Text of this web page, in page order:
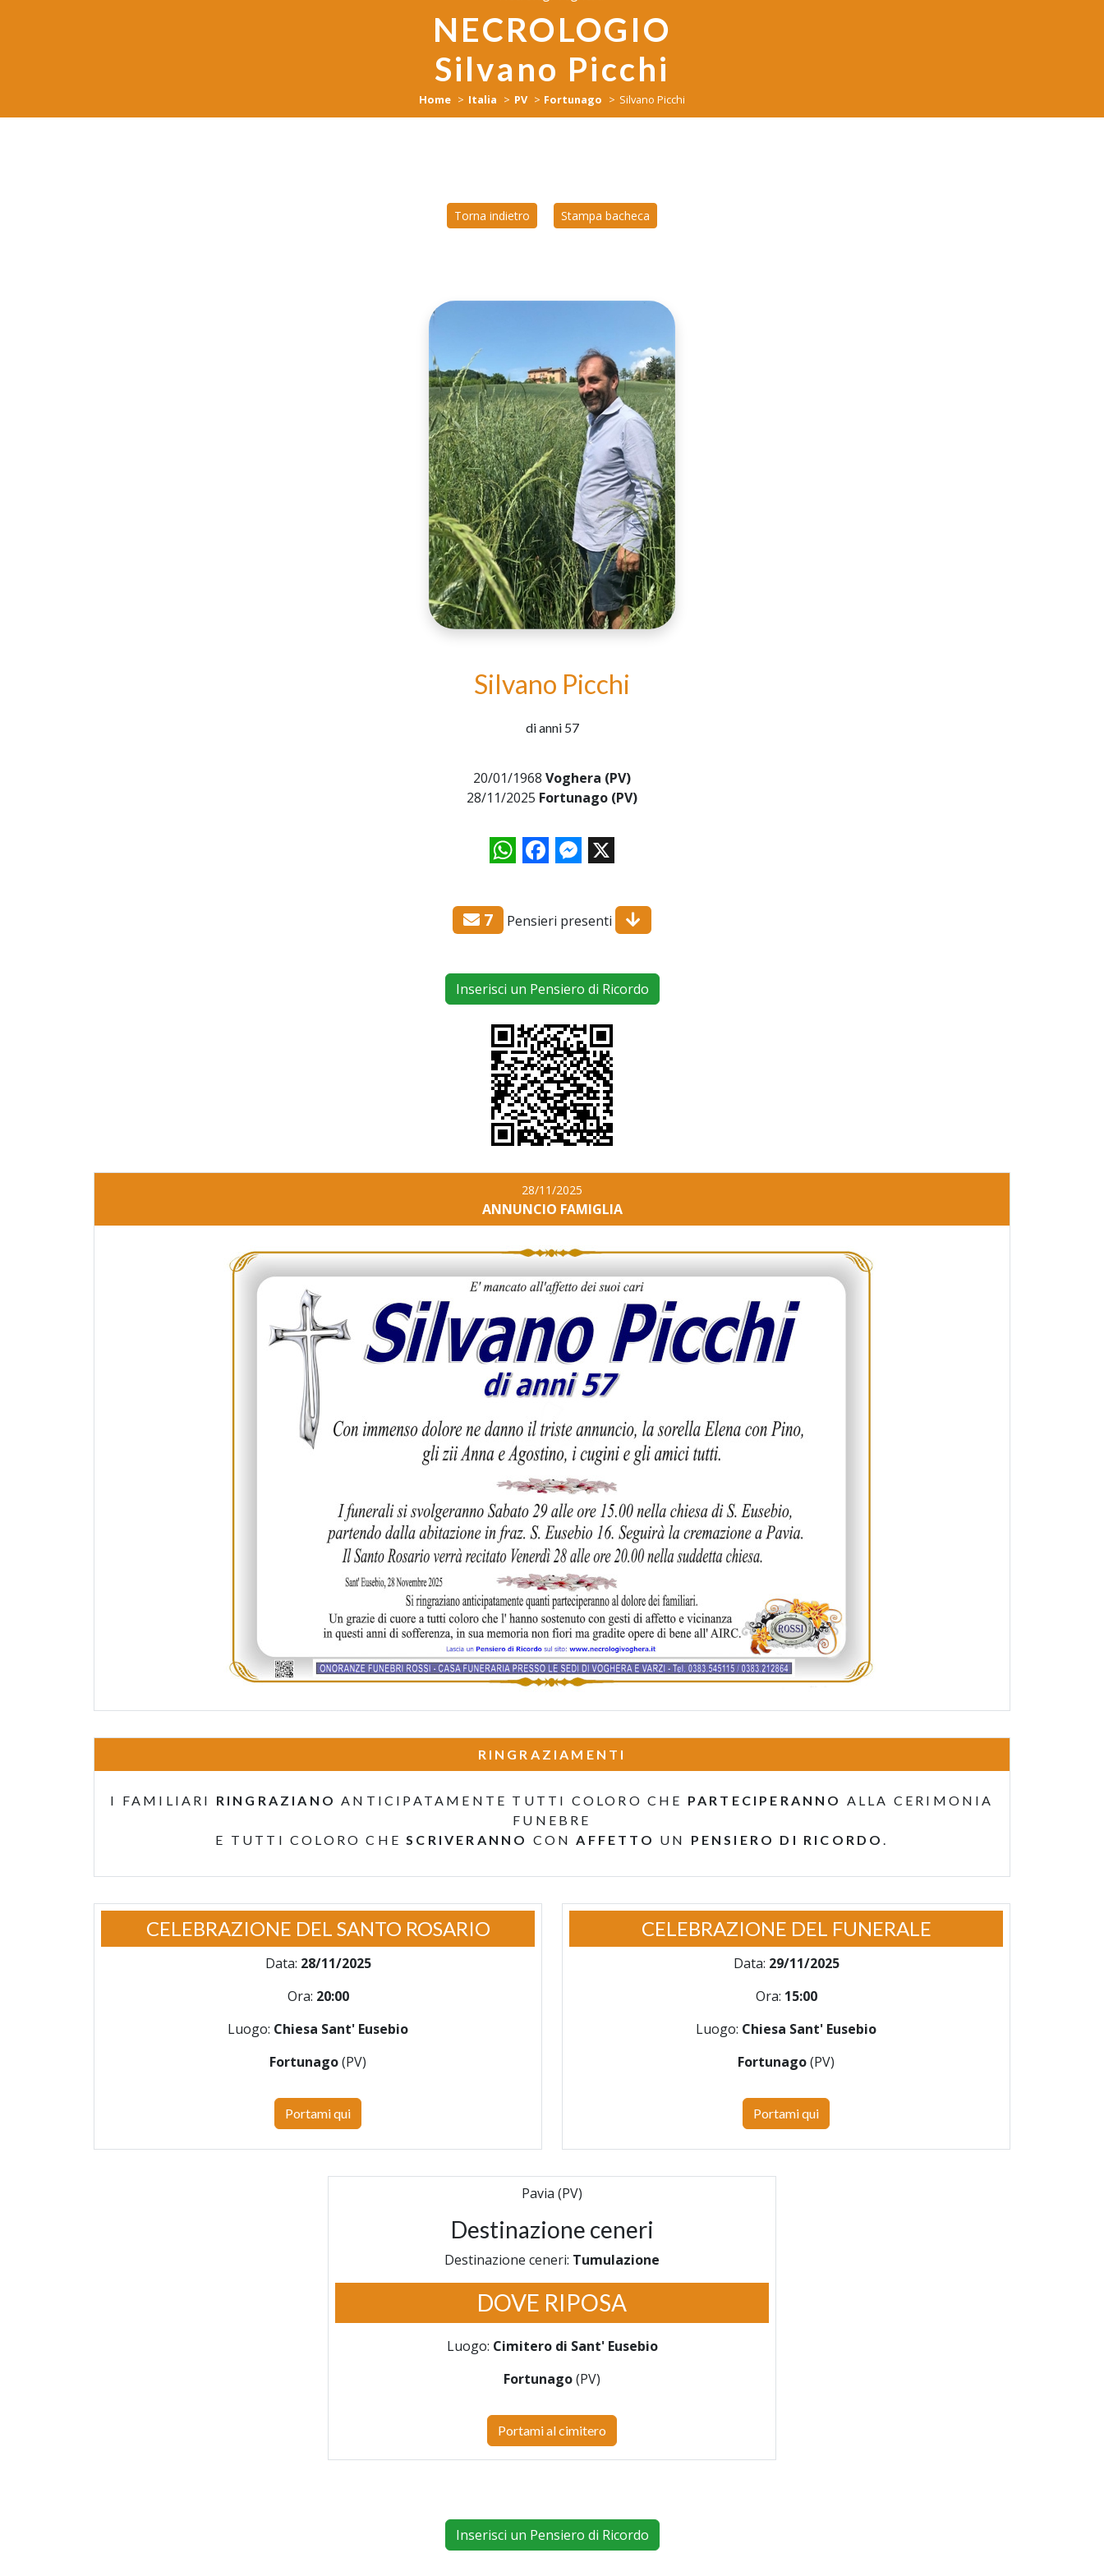
NECROLOGIO
Silvano Picchi
Home Italia PV Fortunago Silvano Picchi
Torna indietro Stampa bacheca
Silvano Picchi
di anni 57
20/01/1968 Voghera (PV)
28/11/2025 Fortunago (PV)
WhatsAppFacebookMessenger
X
7 Pensieri presenti
Inserisci un Pensiero di Ricordo
28/11/2025
ANNUNCIO FAMIGLIA
RINGRAZIAMENTI
I FAMILIARI RINGRAZIANO ANTICIPATAMENTE TUTTI COLORO CHE PARTECIPERANNO ALLA CERIMONIA
FUNEBRE
E TUTTI COLORO CHESCRIVERANNO CONAFFETTO UN PENSIERO DI RICORDO.
CELEBRAZIONE DEL SANTO ROSARIO
Data: 28/11/2025
Ora: 20:00
Luogo: Chiesa Sant' Eusebio
Fortunago(PV)
Portami qui
CELEBRAZIONE DEL FUNERALE
Data: 29/11/2025
Ora: 15:00
Luogo: Chiesa Sant' Eusebio
Fortunago(PV)
Portami qui
Pavia (PV)
Destinazione ceneri
Destinazione ceneri: Tumulazione
DOVE RIPOSA
Luogo: Cimitero di Sant' Eusebio
Fortunago(PV)
Portami al cimitero
Inserisci un Pensiero di Ricordo